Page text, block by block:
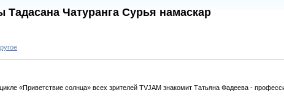
Тадасана Чатуранга Сурья намаскар
«Приветствие солнца» всех зрителей TVJAM знакомит Татьяна Фадеева -